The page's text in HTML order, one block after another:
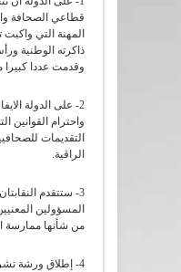
قطاعي الصحافة
المهنة التي
ذاكرته الوطنية
وقدمت عددا كبيرا
2- على الدولة
واحترام القوانين
التقديمات
الراقية.
3- ستتقدم
المسؤولين
من شأنها ممارسة
4- إطلاق ورشة